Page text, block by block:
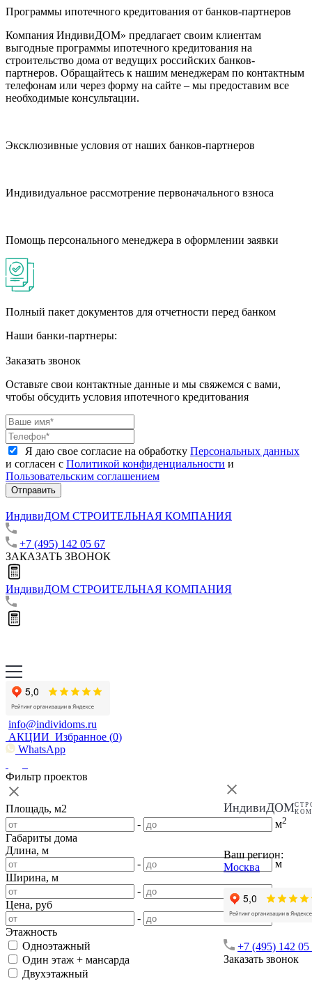
Программы ипотечного кредитования от банков-партнеров
Компания ИндивиДОМ» предлагает своим клиентам
выгодные программы ипотечного кредитования на
строительство дома от ведущих российских банков-
партнеров. Обращайтесь к нашим менеджерам по контактным
телефонам или через форму на сайте – мы предоставим все
необходимые консультации.
Эксклюзивные условия от наших банков-партнеров
Индивидуальное рассмотрение первоначального взноса
Помощь персонального менеджера в оформлении заявки
Полный пакет документов для отчетности перед банком
Наши банки-партнеры:
Заказать звонок
Оставьте свои контактные данные и мы свяжемся с вами,
чтобы обсудить условия ипотечного кредитования
Я даю свое согласие на обработку Персональных данных
и согласен с Политикой конфиденциальности и
Пользовательским соглашением
Отправить
ИндивиДОМ СТРОИТЕЛЬНАЯ КОМПАНИЯ
+7 (495) 142 05 67
ЗАКАЗАТЬ ЗВОНОК
ИндивиДОМ СТРОИТЕЛЬНАЯ КОМПАНИЯ
info@individoms.ru
АКЦИИ Избранное (0)
WhatsApp
ИндивиДОМ
Ваш регион:
Москва
+7 (495) 142 05
Заказать звонок
Фильтр проектов
Площадь, м2
-
м2
Габариты дома
Длина, м
-
м
Ширина, м
-
Цена, руб
-
Этажность
Одноэтажный
Один этаж + мансарда
Двухэтажный